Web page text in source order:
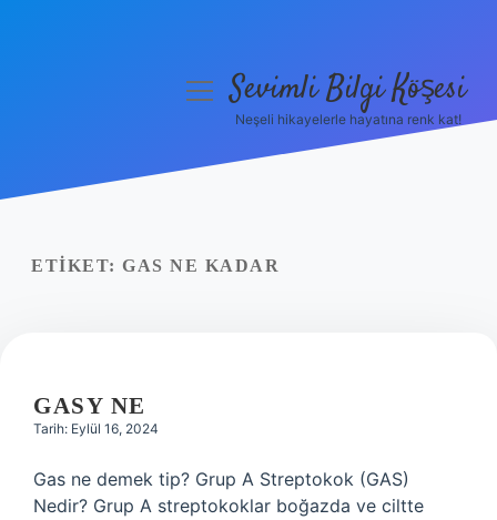
Yasal Uyarı
menüyüSevimli Bilgi Köşesi
Neşeli hikayelerle hayatına renk kat!
ETIKET: GAS NE KADAR
GASY NE
Tarih: Eylül 16, 2024
Gas ne demek tip? Grup A Streptokok (GAS)
Nedir? Grup A streptokoklar boğazda ve ciltte